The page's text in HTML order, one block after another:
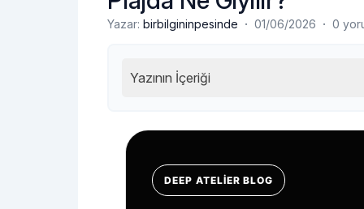
Yazar: birbilgininpesinde · 01/06/2026 · 0
Yazının İçeriği
DEEP ATELIER BLOG